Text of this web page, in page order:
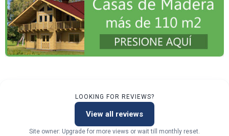
LOOKING FOR REVIEWS?
View all reviews
Site owner: Upgrade for more views or wait till monthly reset.